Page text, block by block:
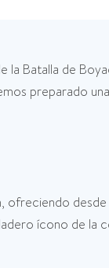
la Batalla de
preparado
ofreciendo
ícono de la